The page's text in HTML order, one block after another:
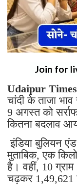
Join for
Udaipur
चांदी के ताजा
9 अगस्त को
कितना बदलाव
इंडिया बुलियन
मुताबिक, एक
है। वहीं, 10
चढ़कर 1,49,621